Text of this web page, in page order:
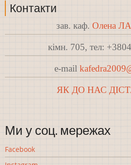
Контакти
зав. каф. Олена
кімн. 705, тел:
e-mail
ЯК ДО НАС
Ми у соц. мережах
Facebook